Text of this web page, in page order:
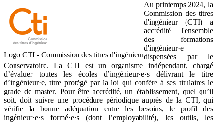
Logo CTI - Commission des titres d'ingénieur
Au printemps 2024, la
Commission des titres
d'ingénieur (CTI) a
accrédité l'ensemble
des formations
d'ingénieur·e
dispensées par le
Conservatoire. La CTI est un organisme indépendant, chargé
d’évaluer toutes les écoles d’ingénieur·e·s délivrant le titre
d’ingénieur·e, titre protégé par la loi qui confère à ses titulaires le
grade de master. Pour être accrédité, un établissement, quel qu’il
soit, doit suivre une procédure périodique auprès de la CTI, qui
vérifie la bonne adéquation entre les besoins, le profil des
ingénieur·e·s formé·e·s (dont l’employabilité), les outils, les